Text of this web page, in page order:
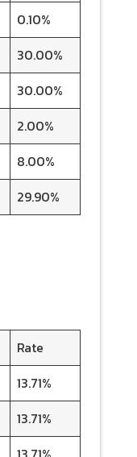
0.10%
30.00%
30.00%
2.00%
8.00%
29.90%
Rate
13.71%
13.71%